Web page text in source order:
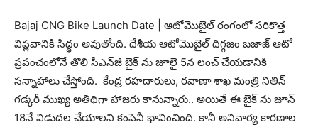
Bajaj CNG Bike Launch Date | ఆటోమొబైల్ రంగంలో సరికొత్త
విప్లవానికి సిద్ధం అవుతోంది. దేశీయ ఆటోమొబైల్ దిగ్గజం బజాజ్ ఆటో
ప్రపంచంలోనే తొలి సీఎన్‌జీ బైక్ ను జూలై 5న లంచ్ చేయడానికి
సన్నాహాలు చేస్తోంది. కేంద్ర రహదారులు, రవాణా శాఖ మంత్రి నితిన్
గడ్కరీ ముఖ్య అతిథిగా హాజరు కానున్నారు.. అయితే ఈ బైక్ ను జూన్
18నే విడుదల చేయాలని కంపెనీ భావించింది. కానీ అనివార్య కారణాల